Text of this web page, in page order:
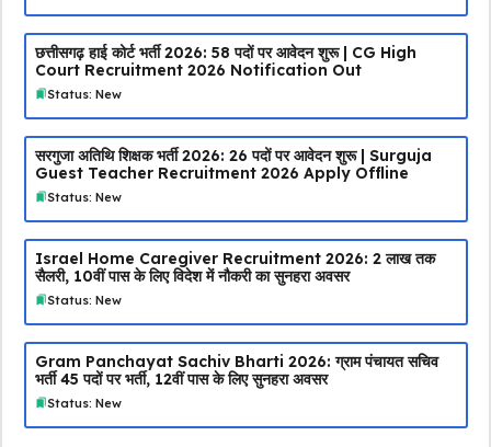
छत्तीसगढ़ हाई कोर्ट भर्ती 2026: 58 पदों पर आवेदन शुरू | CG High
Court Recruitment 2026 Notification Out
Status: New
सरगुजा अतिथि शिक्षक भर्ती 2026: 26 पदों पर आवेदन शुरू | Surguja
Guest Teacher Recruitment 2026 Apply Offline
Status: New
Israel Home Caregiver Recruitment 2026: ₹2 लाख तक
सैलरी, 10वीं पास के लिए विदेश में नौकरी का सुनहरा अवसर
Status: New
Gram Panchayat Sachiv Bharti 2026: ग्राम पंचायत सचिव
भर्ती 45 पदों पर भर्ती, 12वीं पास के लिए सुनहरा अवसर
Status: New